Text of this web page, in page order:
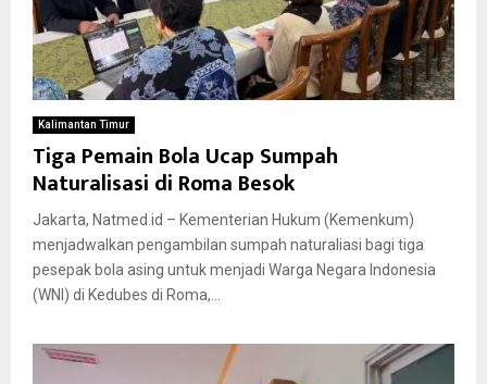
Kalimantan Timur
Tiga Pemain Bola Ucap Sumpah
Naturalisasi di Roma Besok
Jakarta, Natmed.id – Kementerian Hukum (Kemenkum)
menjadwalkan pengambilan sumpah naturaliasi bagi tiga
pesepak bola asing untuk menjadi Warga Negara Indonesia
(WNI) di Kedubes di Roma,...